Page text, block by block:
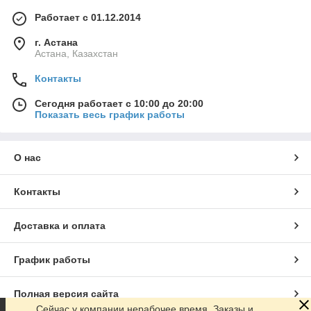
Работает с 01.12.2014
г. Астана
Астана, Казахстан
Контакты
Сегодня работает с 10:00 до 20:00
Показать весь график работы
О нас
Контакты
Доставка и оплата
График работы
Полная версия сайта